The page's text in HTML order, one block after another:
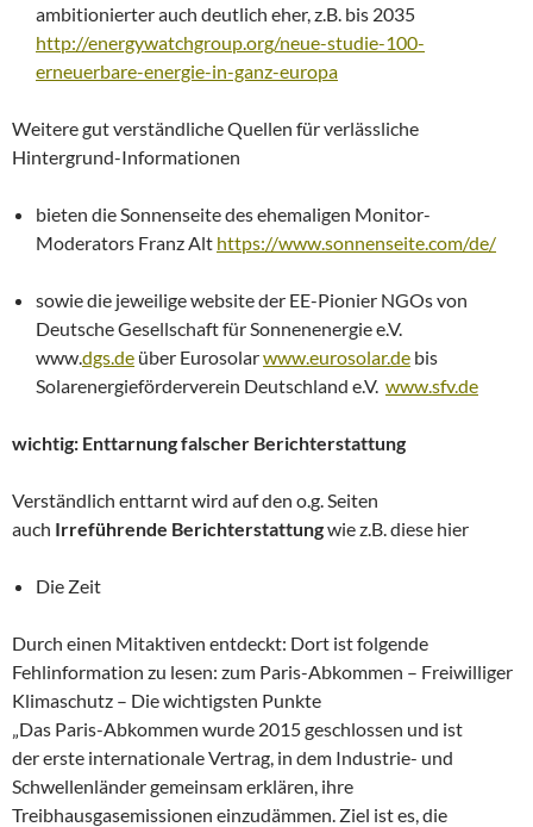
ambitionierter auch deutlich eher, z.B. bis 2035
http://energywatchgroup.org/neue-studie-100-
erneuerbare-energie-in-ganz-europa
Weitere gut verständliche Quellen für verlässliche
Hintergrund-Informationen
bieten die Sonnenseite des ehemaligen Monitor-
Moderators Franz Alt https://www.sonnenseite.com/de/
sowie die jeweilige website der EE-Pionier NGOs von
Deutsche Gesellschaft für Sonnenenergie e.V.
www.dgs.de über Eurosolarwww.eurosolar.de bis
Solarenergieförderverein Deutschland e.V. www.sfv.de
wichtig: Enttarnung falscher Berichterstattung
Verständlich enttarnt wird auf den o.g. Seiten
auch Irreführende Berichterstattungwie z.B. diese hier
Die Zeit
Durch einen Mitaktiven entdeckt: Dort ist folgende
Fehlinformation zu lesen: zum Paris-Abkommen – Freiwilliger
Klimaschutz – Die wichtigsten Punkte
„Das Paris-Abkommen wurde 2015 geschlossen und ist
der erste internationale Vertrag, in dem Industrie- und
Schwellenländer gemeinsam erklären, ihre
Treibhausgasemissionen einzudämmen. Ziel ist es, die